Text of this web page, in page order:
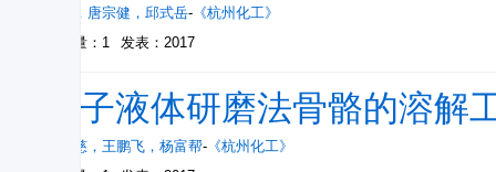
， 唐宗健 ， 邱式岳- 《杭州化工》
被引量：1
发表：2017
离子液体研磨法骨骼的溶解
阮孝慈 ， 王鹏飞 ， 杨富帮- 《杭州化工》